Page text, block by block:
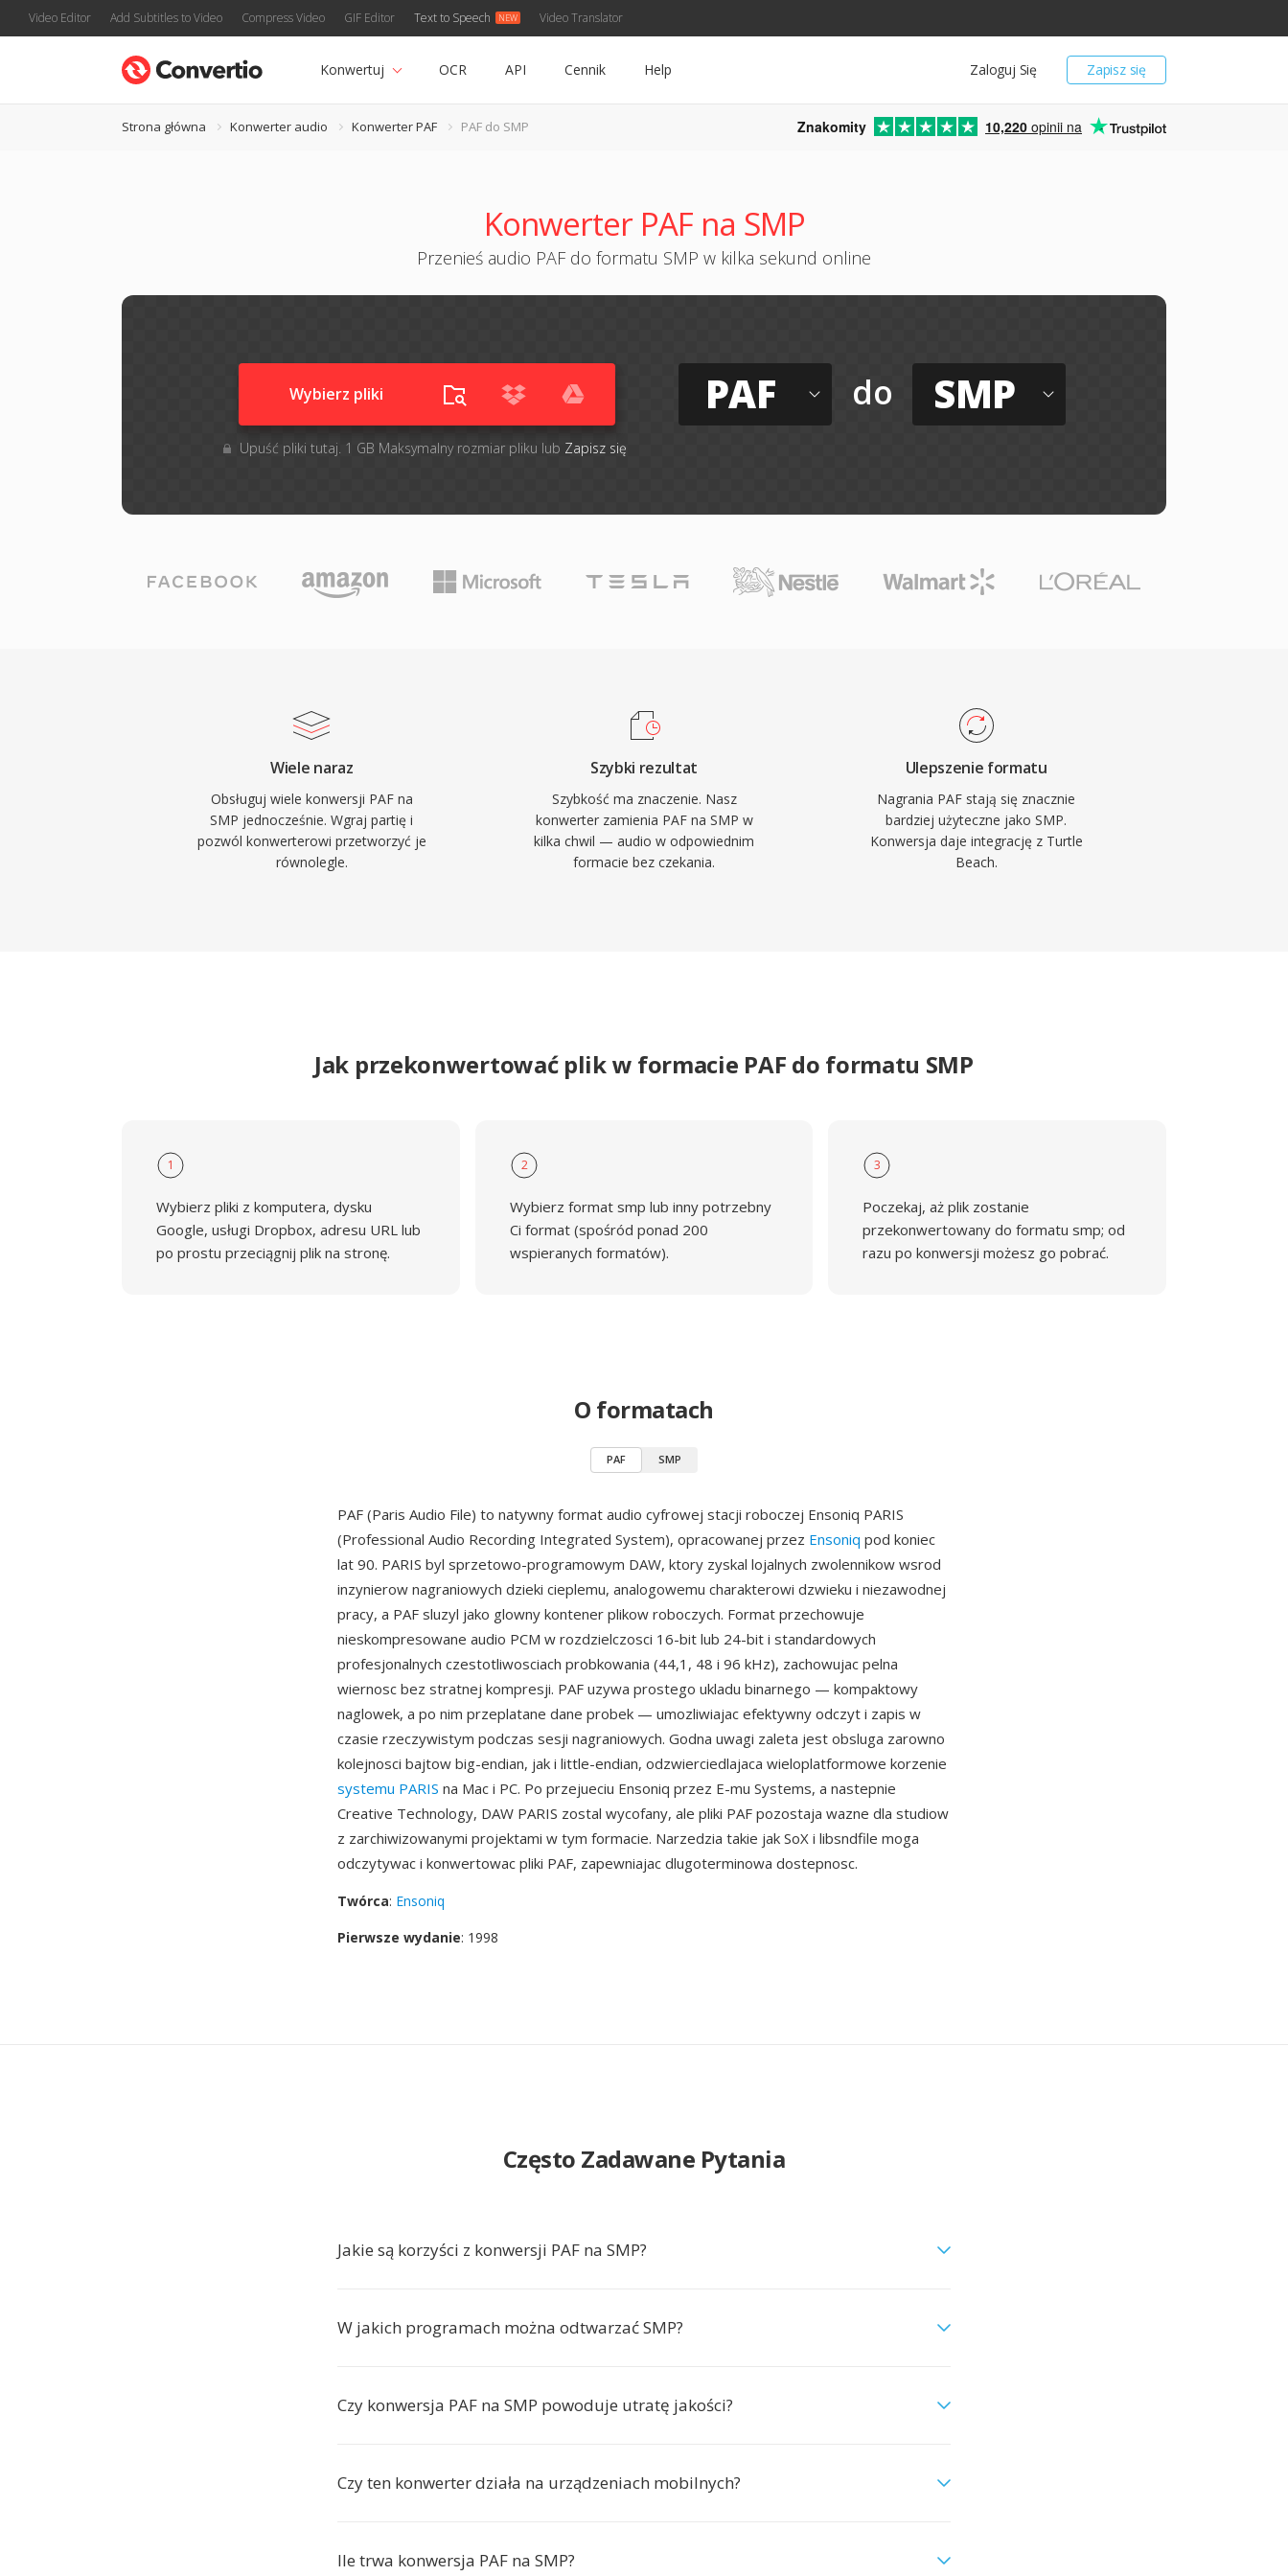
Video Editor Add Subtitles to Video Compress Video GIF Editor Text to Speech Video Translator
Zapisz się
Zaloguj Się
Konwertuj OCR API Cennik Help
Strona główna Konwerter audio Konwerter PAF PAF do SMP Znakomity 10,220 opinii na
Konwerter PAF na SMP
Przenieś audio PAF do formatu SMP w kilka sekund online
Wybierz pliki
Upuść pliki tutaj. 1 GB Maksymalny rozmiar pliku lub Zapisz się
PAF do SMP
Wiele naraz
Obsługuj wiele konwersji PAF na
SMP jednocześnie. Wgraj partię i
pozwól konwerterowi przetworzyć je
równolegle.
Szybki rezultat
Szybkość ma znaczenie. Nasz
konwerter zamienia PAF na SMP w
kilka chwil — audio w odpowiednim
formacie bez czekania.
Ulepszenie formatu
Nagrania PAF stają się znacznie
bardziej użyteczne jako SMP.
Konwersja daje integrację z Turtle
Beach.
Jak przekonwertować plik w formacie PAF do formatu SMP
1
Wybierz pliki z komputera, dysku
Google, usługi Dropbox, adresu URL lub
po prostu przeciągnij plik na stronę.
2
Wybierz format smp lub inny potrzebny
Ci format (spośród ponad 200
wspieranych formatów).
3
Poczekaj, aż plik zostanie
przekonwertowany do formatu smp; od
razu po konwersji możesz go pobrać.
O formatach
PAF SMP
PAF (Paris Audio File) to natywny format audio cyfrowej stacji roboczej Ensoniq PARIS
(Professional Audio Recording Integrated System), opracowanej przez Ensoniq pod koniec
lat 90. PARIS byl sprzetowo-programowym DAW, ktory zyskal lojalnych zwolennikow wsrod
inzynierow nagraniowych dzieki cieplemu, analogowemu charakterowi dzwieku i niezawodnej
pracy, a PAF sluzyl jako glowny kontener plikow roboczych. Format przechowuje
nieskompresowane audio PCM w rozdzielczosci 16-bit lub 24-bit i standardowych
profesjonalnych czestotliwosciach probkowania (44,1, 48 i 96 kHz), zachowujac pelna
wiernosc bez stratnej kompresji. PAF uzywa prostego ukladu binarnego — kompaktowy
naglowek, a po nim przeplatane dane probek — umozliwiajac efektywny odczyt i zapis w
czasie rzeczywistym podczas sesji nagraniowych. Godna uwagi zaleta jest obsluga zarowno
kolejnosci bajtow big-endian, jak i little-endian, odzwierciedlajaca wieloplatformowe korzenie
systemu PARIS na Mac i PC. Po przejueciu Ensoniq przez E-mu Systems, a nastepnie
Creative Technology, DAW PARIS zostal wycofany, ale pliki PAF pozostaja wazne dla studiow
z zarchiwizowanymi projektami w tym formacie. Narzedzia takie jak SoX i libsndfile moga
odczytywac i konwertowac pliki PAF, zapewniajac dlugoterminowa dostepnosc.
Twórca: Ensoniq
Pierwsze wydanie: 1998
Często Zadawane Pytania
Jakie są korzyści z konwersji PAF na SMP?
W jakich programach można odtwarzać SMP?
Czy konwersja PAF na SMP powoduje utratę jakości?
Czy ten konwerter działa na urządzeniach mobilnych?
Ile trwa konwersja PAF na SMP?